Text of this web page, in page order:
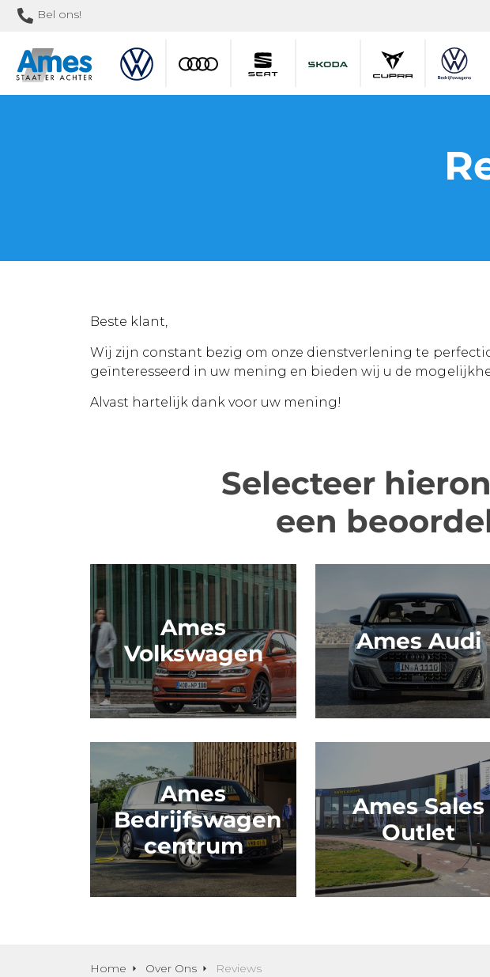
Bel ons!
Beste klant,
Wij zijn constant bezig om onze dienstverlening te
geïnteresseerd in uw mening en bieden wij u de
Alvast hartelijk dank voor uw mening!
Selecteer
een
Ames
Volkswagen
Ames Audi
Ames
Bedrijfswagen
centrum
Ames Sales
Outlet
Home Over Ons Reviews